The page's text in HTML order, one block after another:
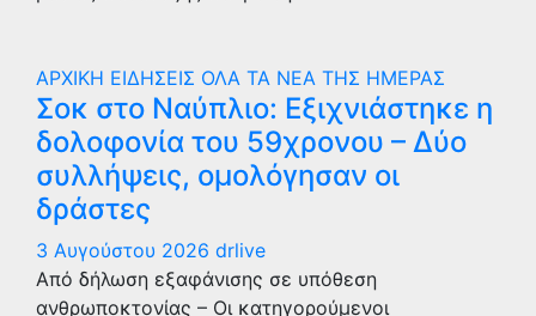
ΑΡΧΙΚΗ ΕΙΔΗΣΕΙΣ ΟΛΑ ΤΑ ΝΕΑ ΤΗΣ ΗΜΕΡΑΣ
Σοκ στο Ναύπλιο: Εξιχνιάστηκε η
δολοφονία του 59χρονου – Δύο
συλλήψεις, ομολόγησαν οι
δράστες
3 Αυγούστου 2026 drlive
Από δήλωση εξαφάνισης σε υπόθεση
ανθρωποκτονίας – Οι κατηγορούμενοι